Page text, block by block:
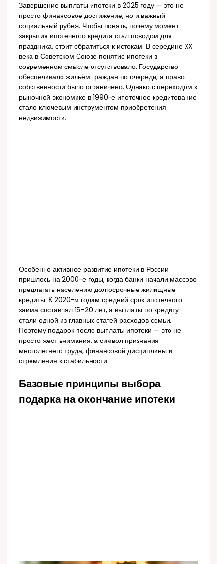
Завершение выплаты ипотеки в 2025 году — это не
просто финансовое достижение, но и важный
социальный рубеж. Чтобы понять, почему момент
закрытия ипотечного кредита стал поводом для
праздника, стоит обратиться к истокам. В середине XX
века в Советском Союзе понятие ипотеки в
современном смысле отсутствовало. Государство
обеспечивало жильём граждан по очереди, а право
собственности было ограничено. Однако с переходом к
рыночной экономике в 1990-е ипотечное кредитование
стало ключевым инструментом приобретения
недвижимости.
Особенно активное развитие ипотеки в России
пришлось на 2000-е годы, когда банки начали массово
предлагать населению долгосрочные жилищные
кредиты. К 2020-м годам средний срок ипотечного
займа составлял 15–20 лет, а выплаты по кредиту
стали одной из главных статей расходов семьи.
Поэтому подарок после выплаты ипотеки — это не
просто жест внимания, а символ признания
многолетнего труда, финансовой дисциплины и
стремления к стабильности.
Базовые принципы выбора
подарка на окончание ипотеки